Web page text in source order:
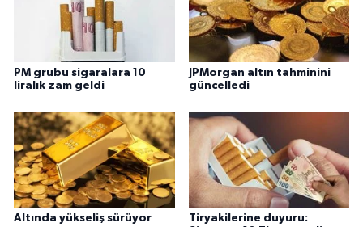
PM grubu sigaralara 10
liralık zam geldi
JPMorgan altın tahminini
güncelledi
Altında yükseliş sürüyor
Tiryakilerine duyuru: